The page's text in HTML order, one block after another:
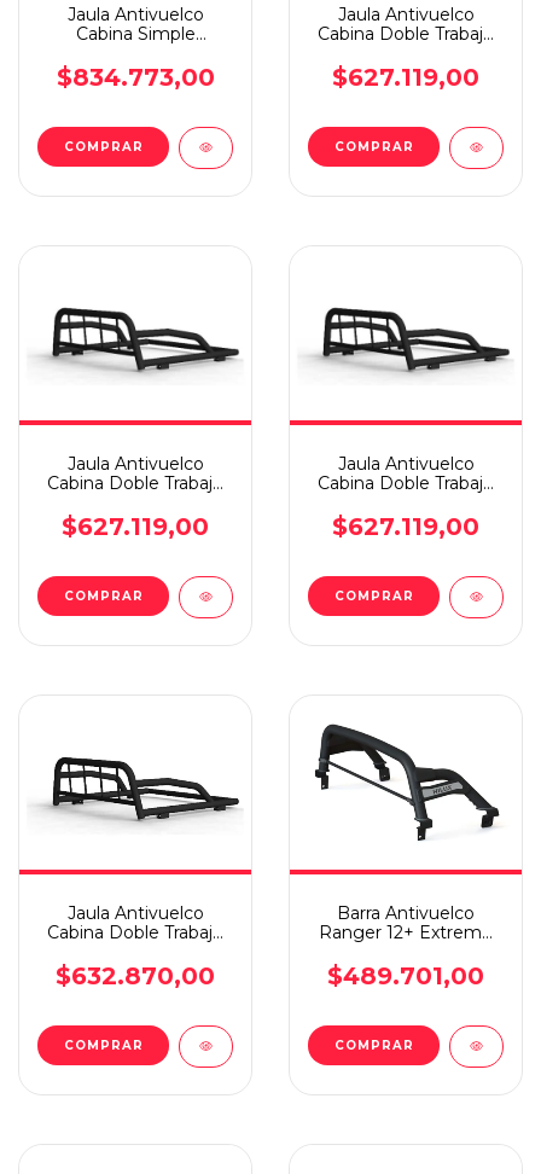
Jaula Antivuelco
Cabina Simple
Hilux 05/15
$834.773,00
COMPRAR
Jaula Antivuelco
Cabina Doble Trabajo
$627.119,00
COMPRAR
Jaula Antivuelco
Cabina Doble Trabajo
$627.119,00
COMPRAR
Jaula Antivuelco
Cabina Doble Trabajo
$627.119,00
COMPRAR
Jaula Antivuelco
Cabina Doble Trabajo
$632.870,00
COMPRAR
Barra Antivuelco
Ranger 12+ Extreme
$489.701,00